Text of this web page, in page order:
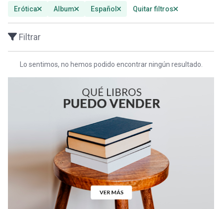
Erótica Album Español Quitar filtros
Filtrar
Lo sentimos, no hemos podido encontrar ningún resultado.